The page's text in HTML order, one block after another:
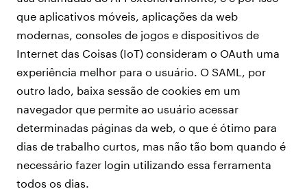
que aplicativos móveis, aplicações da web
modernas, consoles de jogos e dispositivos de
Internet das Coisas (IoT) consideram o OAuth uma
experiência melhor para o usuário. O SAML, por
outro lado, baixa sessão de cookies em um
navegador que permite ao usuário acessar
determinadas páginas da web, o que é ótimo para
dias de trabalho curtos, mas não tão bom quando é
necessário fazer login utilizando essa ferramenta
todos os dias.